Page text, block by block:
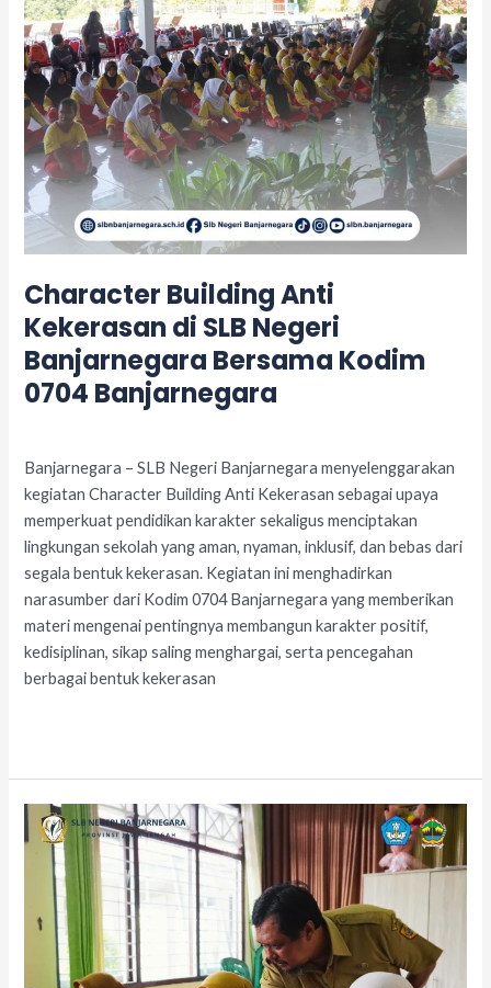
Character Building Anti
Kekerasan di SLB Negeri
Banjarnegara Bersama Kodim
0704 Banjarnegara
Banjarnegara – SLB Negeri Banjarnegara menyelenggarakan
kegiatan Character Building Anti Kekerasan sebagai upaya
memperkuat pendidikan karakter sekaligus menciptakan
lingkungan sekolah yang aman, nyaman, inklusif, dan bebas dari
segala bentuk kekerasan. Kegiatan ini menghadirkan
narasumber dari Kodim 0704 Banjarnegara yang memberikan
materi mengenai pentingnya membangun karakter positif,
kedisiplinan, sikap saling menghargai, serta pencegahan
berbagai bentuk kekerasan
Banjarnegara
Bersama
Kodim
0704
Banjarnegara
Workshop
Penyusunan
KSP
2026/2027
Digitalisasi